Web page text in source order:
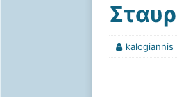
kalogiannis